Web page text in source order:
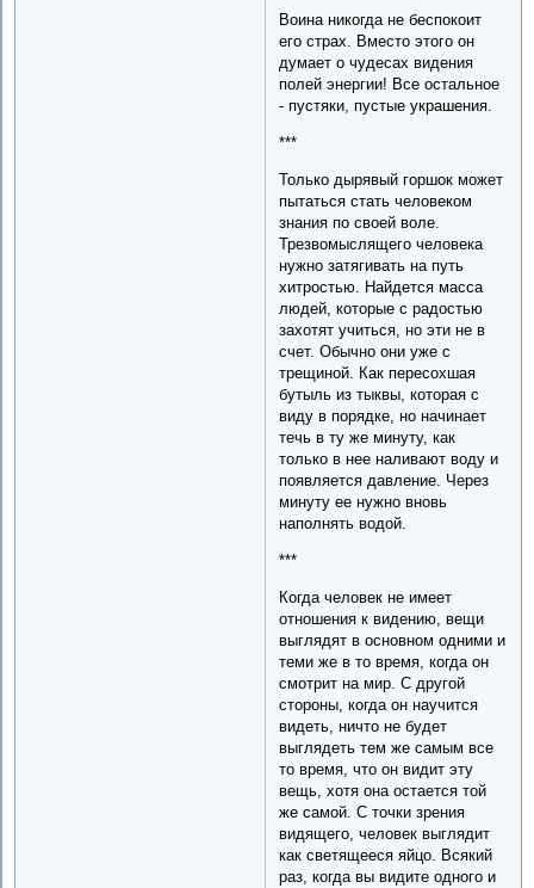
Воина никогда не беспокоит
его страх. Вместо этого он
думает о чудесах видения
полей энергии! Все остальное
- пустяки, пустые украшения.
***
Только дырявый горшок может
пытаться стать человеком
знания по своей воле.
Трезвомыслящего человека
нужно затягивать на путь
хитростью. Найдется масса
людей, которые с радостью
захотят учиться, но эти не в
счет. Обычно они уже с
трещиной. Как пересохшая
бутыль из тыквы, которая с
виду в порядке, но начинает
течь в ту же минуту, как
только в нее наливают воду и
появляется давление. Через
минуту ее нужно вновь
наполнять водой.
***
Когда человек не имеет
отношения к видению, вещи
выглядят в основном одними и
теми же в то время, когда он
смотрит на мир. С другой
стороны, когда он научится
видеть, ничто не будет
выглядеть тем же самым все
то время, что он видит эту
вещь, хотя она остается той
же самой. С точки зрения
видящего, человек выглядит
как светящееся яйцо. Всякий
раз, когда вы видите одного и